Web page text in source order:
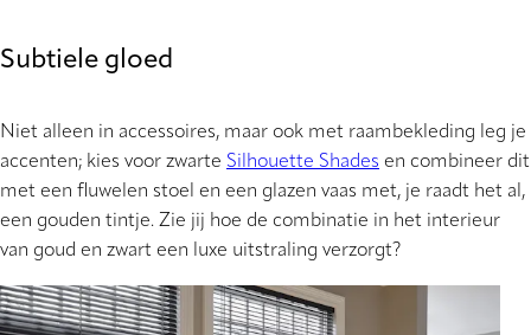
Subtiele gloed
Niet alleen in accessoires, maar ook met raambekleding leg je
accenten; kies voor zwarte Silhouette Shades en combineer dit
met een fluwelen stoel en een glazen vaas met, je raadt het al,
een gouden tintje. Zie jij hoe de combinatie in het interieur
van goud en zwart een luxe uitstraling verzorgt?